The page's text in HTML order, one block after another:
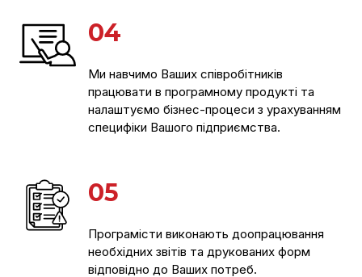
04
Ми навчимо Ваших співробітників
працювати в програмному продукті та
налаштуємо бізнес-процеси з урахуванням
специфіки Вашого підприємства.
05
Програмісти виконають доопрацювання
необхідних звітів та друкованих форм
відповідно до Ваших потреб.